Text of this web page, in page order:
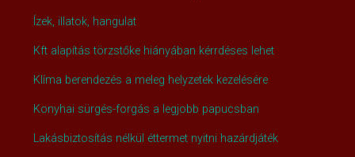
Ízek, illatok, hangulat
Kft alapítás törzstőke hiányában kérrdéses lehet
Klíma berendezés a meleg helyzetek kezelésére
Konyhai sürgés-forgás a legjobb papucsban
Lakásbiztosítás nélkül éttermet nyitni hazárdjáték